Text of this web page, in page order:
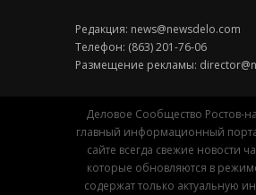
Редакция: news@newsdelo.com
Телефон: (863) 201-76-06
Размещение рекламы:
Деловое Сообщество Ростов-
главный информационный
сайте всегда свежие новости
которые обновляются в
содержат только актуальную